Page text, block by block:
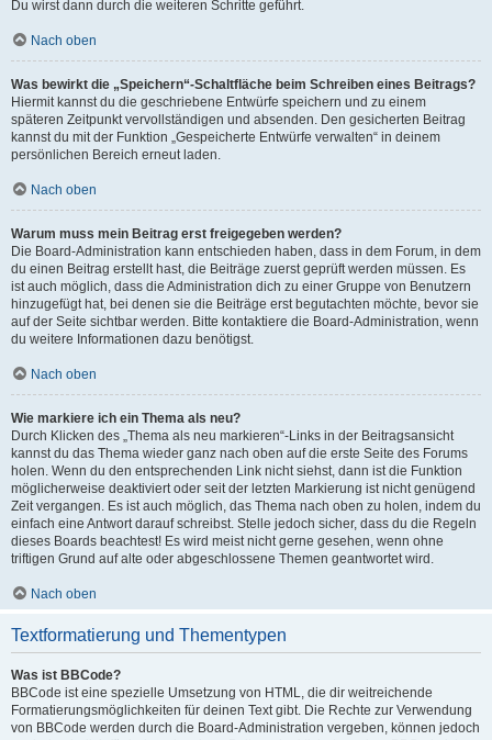
Du wirst dann durch die weiteren Schritte geführt.
Nach oben
Was bewirkt die „Speichern“-Schaltfläche beim Schreiben eines Beitrags?
Hiermit kannst du die geschriebene Entwürfe speichern und zu einem
späteren Zeitpunkt vervollständigen und absenden. Den gesicherten Beitrag
kannst du mit der Funktion „Gespeicherte Entwürfe verwalten“ in deinem
persönlichen Bereich erneut laden.
Nach oben
Warum muss mein Beitrag erst freigegeben werden?
Die Board-Administration kann entschieden haben, dass in dem Forum, in dem
du einen Beitrag erstellt hast, die Beiträge zuerst geprüft werden müssen. Es
ist auch möglich, dass die Administration dich zu einer Gruppe von Benutzern
hinzugefügt hat, bei denen sie die Beiträge erst begutachten möchte, bevor sie
auf der Seite sichtbar werden. Bitte kontaktiere die Board-Administration, wenn
du weitere Informationen dazu benötigst.
Nach oben
Wie markiere ich ein Thema als neu?
Durch Klicken des „Thema als neu markieren“-Links in der Beitragsansicht
kannst du das Thema wieder ganz nach oben auf die erste Seite des Forums
holen. Wenn du den entsprechenden Link nicht siehst, dann ist die Funktion
möglicherweise deaktiviert oder seit der letzten Markierung ist nicht genügend
Zeit vergangen. Es ist auch möglich, das Thema nach oben zu holen, indem du
einfach eine Antwort darauf schreibst. Stelle jedoch sicher, dass du die Regeln
dieses Boards beachtest! Es wird meist nicht gerne gesehen, wenn ohne
triftigen Grund auf alte oder abgeschlossene Themen geantwortet wird.
Nach oben
Textformatierung und Thementypen
Was ist BBCode?
BBCode ist eine spezielle Umsetzung von HTML, die dir weitreichende
Formatierungsmöglichkeiten für deinen Text gibt. Die Rechte zur Verwendung
von BBCode werden durch die Board-Administration vergeben, können jedoch